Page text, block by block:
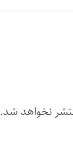
نخواهد شد.